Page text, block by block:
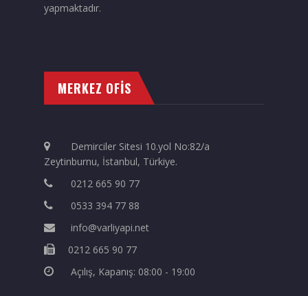
yapmaktadır.
MERKEZ OFİS
Demirciler Sitesi 10.yol No:82/a
Zeytinburnu, İstanbul, Türkiye.
0212 665 90 77
0533 394 77 88
info@varliyapi.net
0212 665 90 77
Açılış, Kapanış: 08:00 - 19:00